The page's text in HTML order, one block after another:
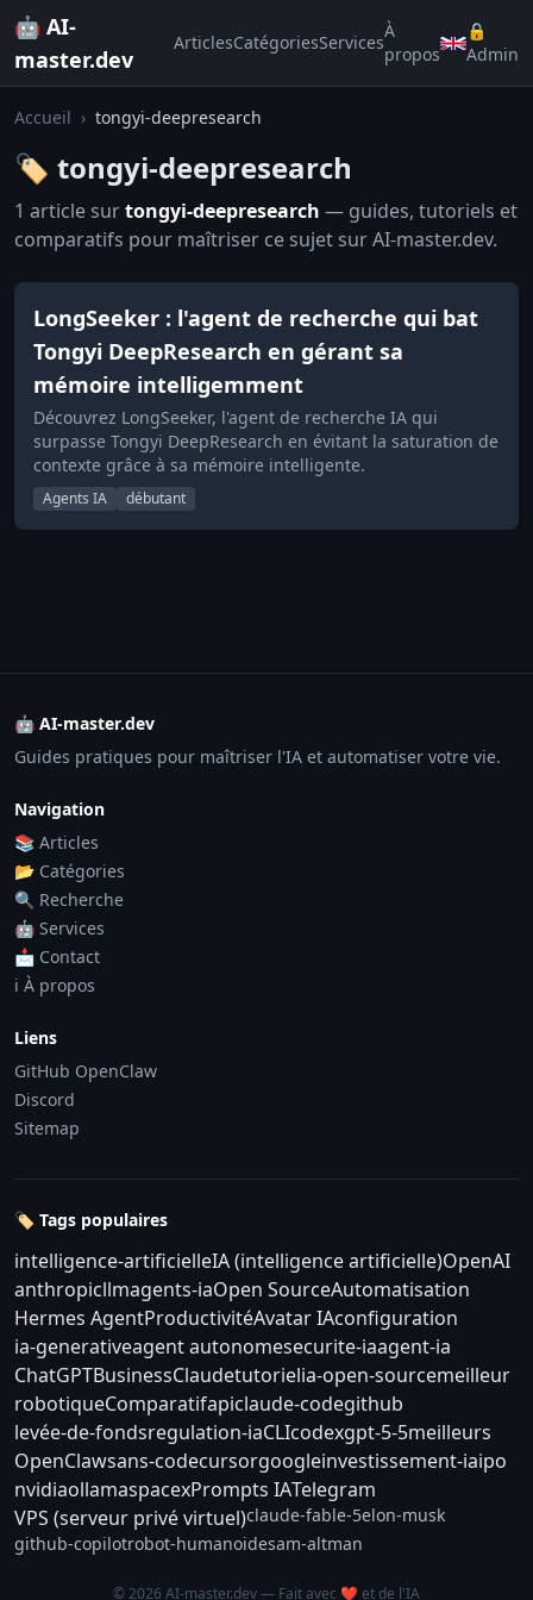
🤖 AI-
master.dev
ArticlesCatégoriesServices
À
propos
🔒
Admin
Accueil › tongyi-deepresearch
🏷️ tongyi-deepresearch
1 article surtongyi-deepresearch — guides, tutoriels et
comparatifs pour maîtriser ce sujet sur AI-master.dev.
LongSeeker : l'agent de recherche qui bat
Tongyi DeepResearch en gérant sa
mémoire intelligemment
Découvrez LongSeeker, l'agent de recherche IA qui
surpasse Tongyi DeepResearch en évitant la saturation de
contexte grâce à sa mémoire intelligente.
Agents IA débutant
🤖 AI-master.dev
Guides pratiques pour maîtriser l'IA et automatiser votre vie.
Navigation
📚 Articles
📂 Catégories
🔍 Recherche
🤖 Services
📩 Contact
ℹ️ À propos
Liens
GitHub OpenClaw
Discord
Sitemap
🏷️ Tags populaires
intelligence-artificielleIA (intelligence artificielle)OpenAI
anthropicllmagents-iaOpen SourceAutomatisation
Hermes AgentProductivitéAvatar IAconfiguration
ia-generativeagent autonomesecurite-iaagent-ia
ChatGPTBusinessClaudetutorielia-open-sourcemeilleur
robotiqueComparatifapiclaude-codegithub
levée-de-fondsregulation-iaCLIcodexgpt-5-5meilleurs
OpenClawsans-codecursorgoogleinvestissement-iaipo
nvidiaollamaspacexPrompts IATelegram
VPS (serveur privé virtuel)claude-fable-5elon-musk
github-copilotrobot-humanoidesam-altman
© 2026 AI-master.dev — Fait avec ❤️ et de l'IA